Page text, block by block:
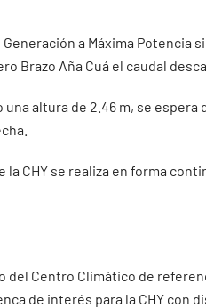
a Máxima Potencia
Brazo Aña Cuá el caudal
altura de 2.46 m, se
la CHY se realiza en forma
Centro Climático de
de interés para la CHY con